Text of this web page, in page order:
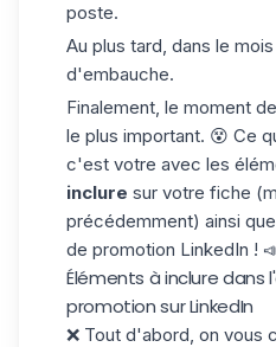
poste.
Au plus tard, dans le
d'embauche.
Finalement, le moment
le plus important. 😵 Ce
c'est votre avec les
inclure sur votre fiche
précédemment) ainsi
de promotion LinkedIn !
Éléments à inclure dans
promotion sur LinkedIn
❌ Tout d'abord, on vous